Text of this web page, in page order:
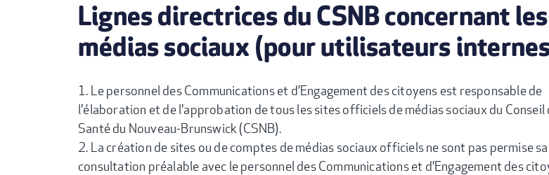
D'ARIANE
Lignes directrices du CSNB concernant les
médias sociaux (pour utilisateurs
Le personnel des Communications et d’Engagement des citoyens est responsable de
l'élaboration et de l'approbation de tous les sites officiels de médias sociaux du Conseil
Santé du Nouveau-Brunswick (CSNB).
La création de sites ou de comptes de médias sociaux officiels ne sont pas permise
consultation préalable avec le personnel des Communications et d’Engagement des